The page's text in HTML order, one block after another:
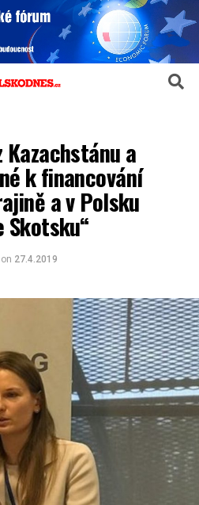
Kazachstánu a
k financování
a v Polsku
Skotsku“
on 27.4.2019